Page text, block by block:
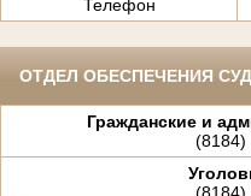
Телефон
ОТДЕЛ ОБЕСПЕЧЕНИЯ
Гражданские и
(8184)